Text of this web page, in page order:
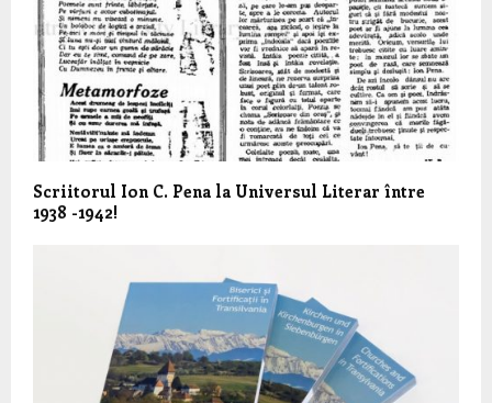
Scriitorul Ion C. Pena la Universul Literar între
1938 -1942!